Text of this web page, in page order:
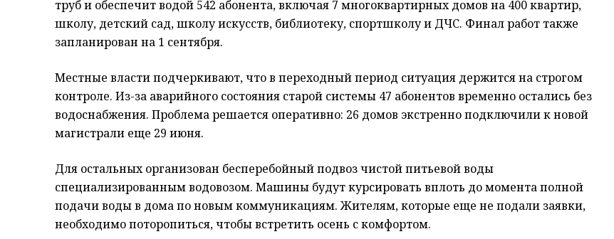
труб и обеспечит водой 542 абонента, включая 7 многоквартирных домов на 400 квартир,
школу, детский сад, школу искусств, библиотеку, спортшколу и ДЧС. Финал работ также
запланирован на 1 сентября.
Местные власти подчеркивают, что в переходный период ситуация держится на строгом
контроле. Из-за аварийного состояния старой системы 47 абонентов временно остались без
водоснабжения. Проблема решается оперативно: 26 домов экстренно подключили к новой
магистрали еще 29 июня.
Для остальных организован бесперебойный подвоз чистой питьевой воды
специализированным водовозом. Машины будут курсировать вплоть до момента полной
подачи воды в дома по новым коммуникациям. Жителям, которые еще не подали заявки,
необходимо поторопиться, чтобы встретить осень с комфортом.